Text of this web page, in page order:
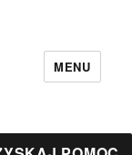
MENU